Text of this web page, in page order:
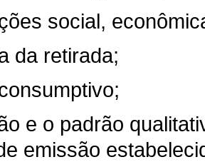
social,
da retirada;
e o padrão
emissão